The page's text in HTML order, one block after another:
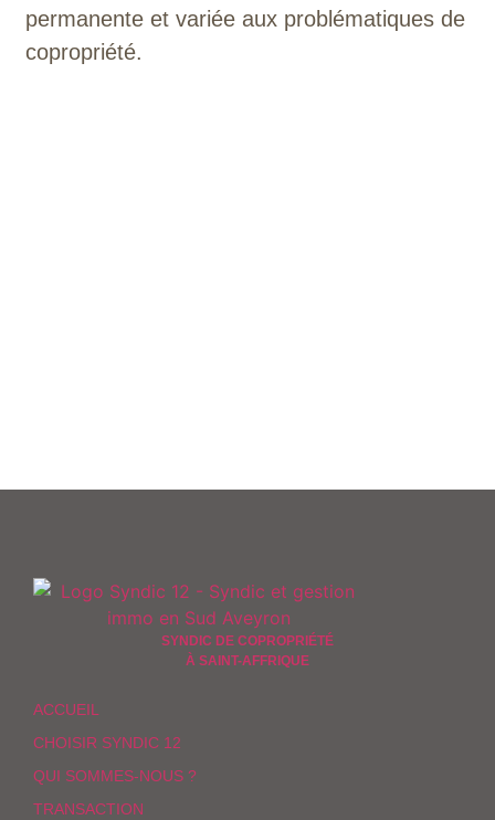
permanente et variée aux problématiques de
copropriété.
SYNDIC DE COPROPRIÉTÉ
À SAINT-AFFRIQUE
ACCUEIL
CHOISIR SYNDIC 12
QUI SOMMES-NOUS ?
TRANSACTION